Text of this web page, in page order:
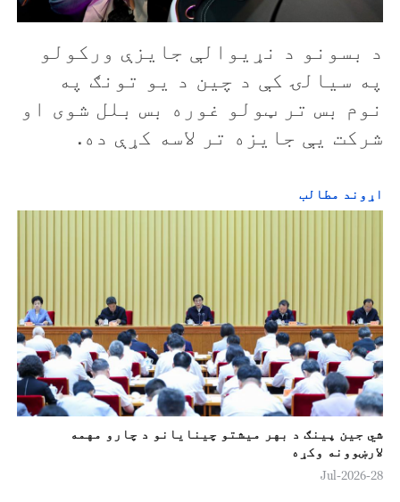
د بسونو د نړيوالې جايزې ورکولو
په سيالۍ کې د چين د يو تونګ په
نوم بس تر ټولو غوره بس بلل شوی او
شرکت يې جايزه تر لاسه کړې ده.
اړوند مطالب
شي جین پینګ د بهر میشتو چينايانو د چارو مهمه
لارښوونه وکړه
28-Jul-2026